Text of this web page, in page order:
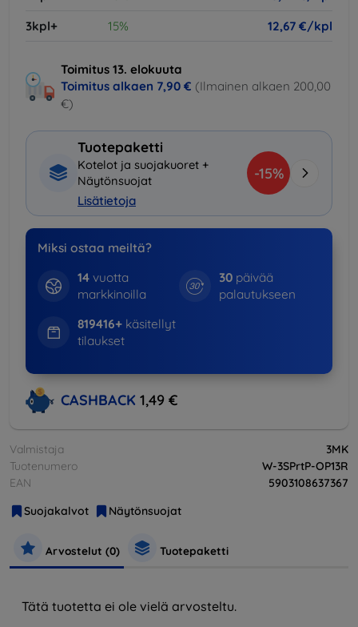
3kpl+
15% 12,67 €/kpl
Toimitus 13. elokuuta
Toimitus alkaen 7,90 € (Ilmainen alkaen 200,00
€)
Tuotepaketti
Kotelot ja suojakuoret +
Näytönsuojat
Lisätietoja
-15%
Miksi ostaa meiltä?
14vuotta
markkinoilla
30 päivää
palautukseen
819416+käsitellyt
tilaukset
CASHBACK 1,49 €
Valmistaja
3MK
Tuotenumero
W-3SPrtP-OP13R
EAN
5903108637367
Suojakalvot
Näytönsuojat
Arvostelut (0) Tuotepaketti
Tätä tuotetta ei ole vielä arvosteltu.